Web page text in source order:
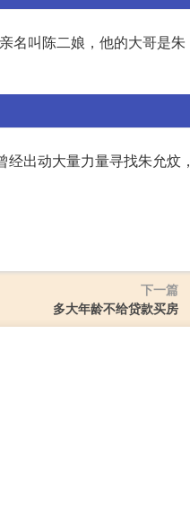
名叫陈二娘，他的大哥是朱
出动大量力量寻找朱允炆，
下一篇
多大年龄不给贷款买房